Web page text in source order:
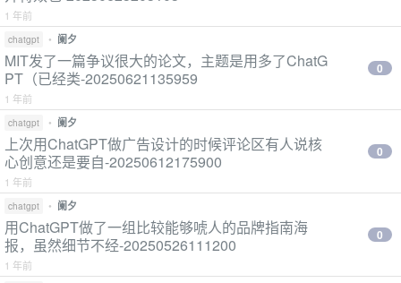
1 年前
chatgpt • 阑夕
MIT发了一篇争议很大的论文，主题是用多了ChatG
PT（已经类-20250621135959
1 年前
0
chatgpt • 阑夕
上次用ChatGPT做广告设计的时候评论区有人说核
心创意还是要自-20250612175900
1 年前
0
chatgpt • 阑夕
用ChatGPT做了一组比较能够唬人的品牌指南海
报，虽然细节不经-20250526111200
1 年前
0